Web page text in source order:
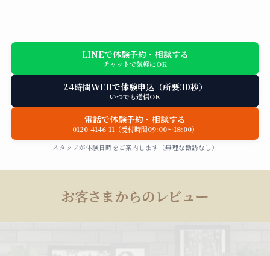
LINEで体験予約・相談する
チャットで気軽にOK
24時間WEBで体験申込（所要30秒）
いつでも送信OK
電話で体験予約・相談する
0120-4146-11（受付時間09:00〜18:00）
スタッフが体験日時をご案内します（無理な勧誘なし）
お客さまからのレビュー